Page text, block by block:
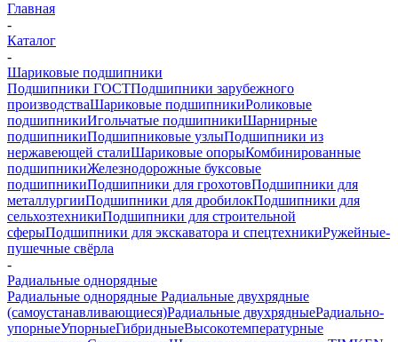
Главная
-
Каталог
-
Шариковые подшипники
Подшипники ГОСТПодшипники зарубежного
производстваШариковые подшипникиРоликовые
подшипникиИгольчатые подшипникиШарнирные
подшипникиПодшипниковые узлыПодшипники из
нержавеющей сталиШариковые опорыКомбинированные
подшипникиЖелезнодорожные буксовые
подшипникиПодшипники для грохотовПодшипники для
металлургииПодшипники для дробилокПодшипники для
сельхозтехникиПодшипники для строительной
сферыПодшипники для экскаватора и спецтехникиРужейные-
пушечные свёрла
-
Радиальные однорядные
Радиальные однорядные Радиальные двухрядные
(самоустанавливающиеся)Радиальные двухрядныеРадиально-
упорныеУпорныеГибридныеВысокотемпературные